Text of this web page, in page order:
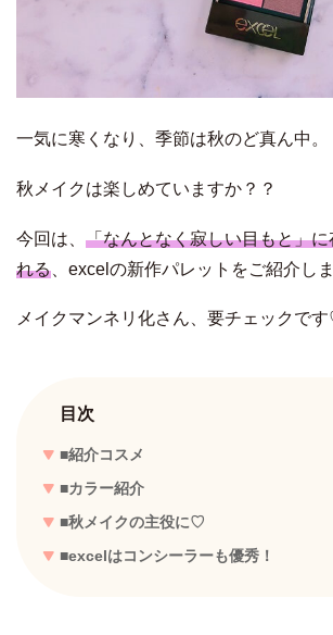
一気に寒くなり、季節は秋のど真ん中。
秋メイクは楽しめていますか？？
今回は、 「なんとなく寂しい目もと」
れる 、excelの新作パレットをご紹介しま
メイクマンネリ化さん、要チェックで
目次
■紹介コスメ
■カラー紹介
■秋メイクの主役に♡
■excelはコンシーラーも優秀！